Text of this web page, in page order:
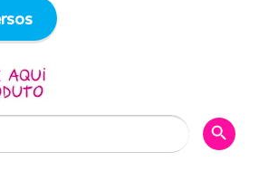
Search